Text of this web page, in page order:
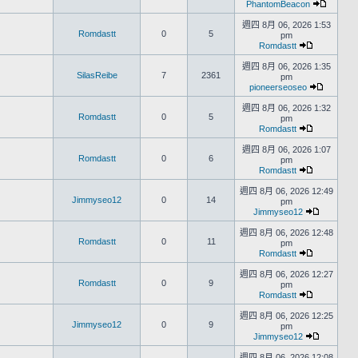
PhantomBeacon
Romdastt 0 5
週四 8月 06, 2026 1:53
pm
Romdastt
SilasReibe 7 2361
週四 8月 06, 2026 1:35
pm
pioneerseoseo
Romdastt 0 5
週四 8月 06, 2026 1:32
pm
Romdastt
Romdastt 0 6
週四 8月 06, 2026 1:07
pm
Romdastt
Jimmyseo12 0 14
週四 8月 06, 2026 12:49
pm
Jimmyseo12
Romdastt 0 11
週四 8月 06, 2026 12:48
pm
Romdastt
Romdastt 0 9
週四 8月 06, 2026 12:27
pm
Romdastt
Jimmyseo12 0 9
週四 8月 06, 2026 12:25
pm
Jimmyseo12